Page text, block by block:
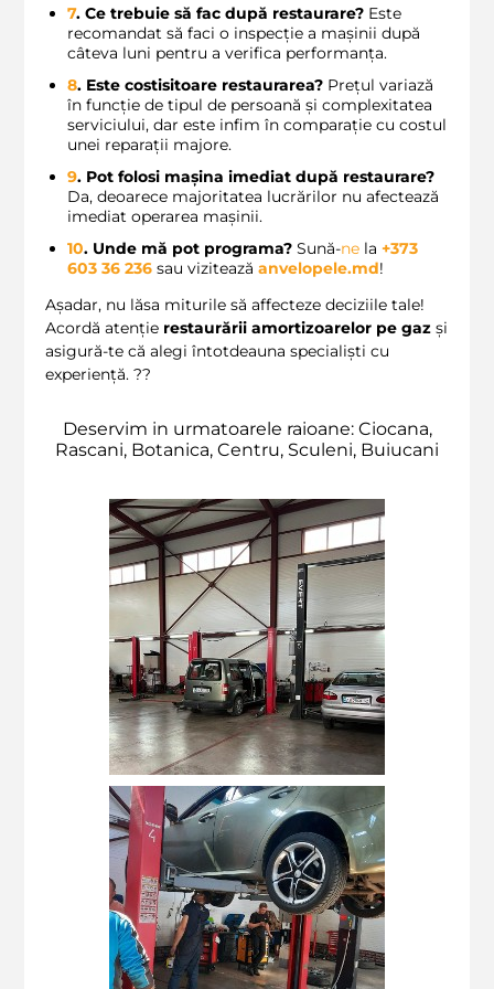
7. Ce trebuie să fac după restaurare? Este
recomandat să faci o inspecție a mașinii după
câteva luni pentru a verifica performanța.
8. Este costisitoare restaurarea? Prețul variază
în funcție de tipul de persoană și complexitatea
serviciului, dar este infim în comparație cu costul
unei reparații majore.
9. Pot folosi mașina imediat după restaurare?
Da, deoarece majoritatea lucrărilor nu afectează
imediat operarea mașinii.
10. Unde mă pot programa? Sună-ne la +373
603 36 236 sau vizitează anvelopele.md!
Așadar, nu lăsa miturile să affecteze deciziile tale!
Acordă atenție restaurării amortizoarelor pe gaz și
asigură-te că alegi întotdeauna specialiști cu
experiență. ??
Deservim in urmatoarele raioane: Ciocana,
Rascani, Botanica, Centru, Sculeni, Buiucani